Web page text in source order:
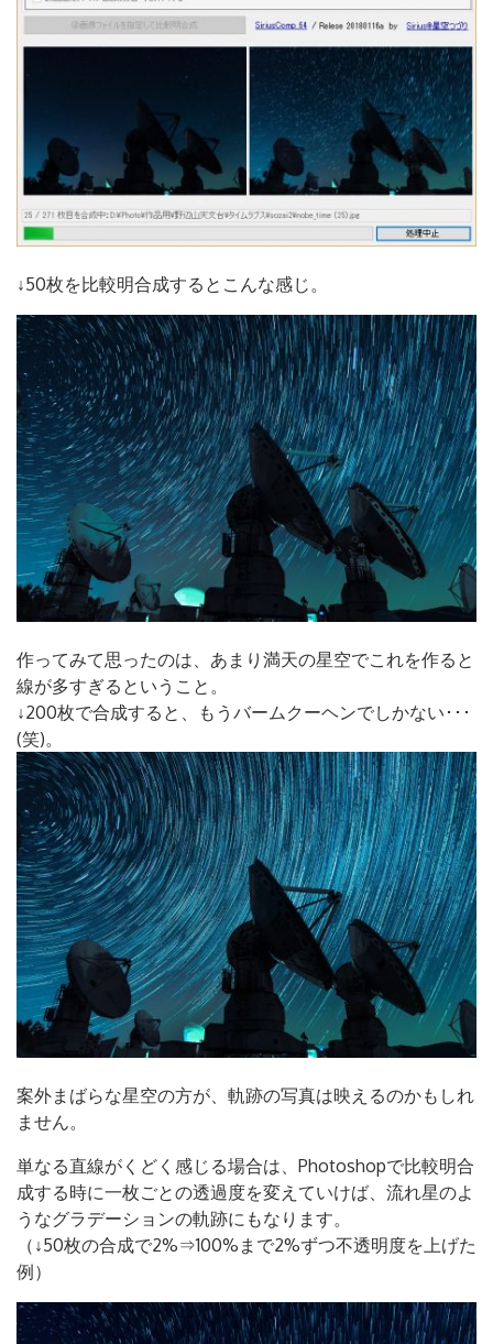
↓50枚を比較明合成するとこんな感じ。
作ってみて思ったのは、あまり満天の星空でこれを作ると
線が多すぎるということ。
↓200枚で合成すると、もうバームクーヘンでしかない･･･
(笑)。
案外まばらな星空の方が、軌跡の写真は映えるのかもしれ
ません。
単なる直線がくどく感じる場合は、Photoshopで比較明合
成する時に一枚ごとの透過度を変えていけば、流れ星のよ
うなグラデーションの軌跡にもなります。
（↓50枚の合成で2%⇒100%まで2%ずつ不透明度を上げた
例）